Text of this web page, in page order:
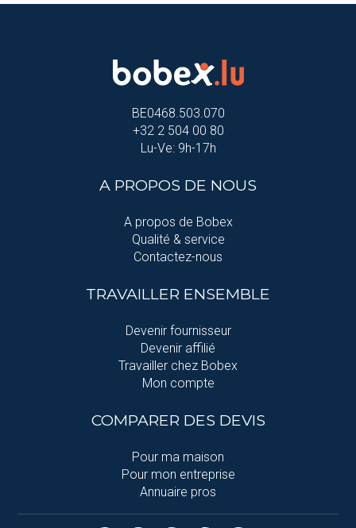
BE0468.503.070
+32 2 504 00 80
Lu-Ve: 9h-17h
A PROPOS DE NOUS
A propos de Bobex
Qualité & service
Contactez-nous
TRAVAILLER ENSEMBLE
Devenir fournisseur
Devenir affilié
Travailler chez Bobex
Mon compte
COMPARER DES DEVIS
Pour ma maison
Pour mon entreprise
Annuaire pros